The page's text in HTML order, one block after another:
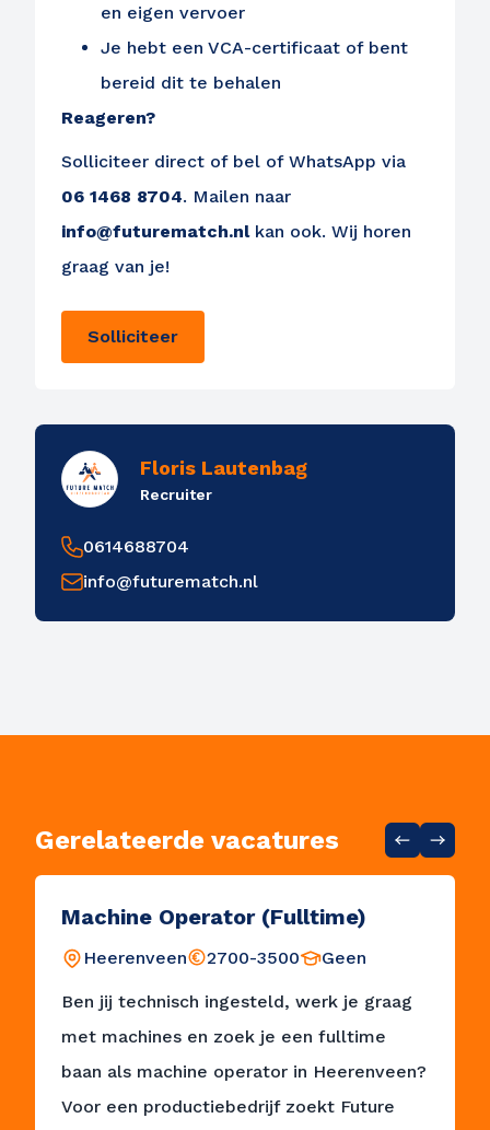
en eigen vervoer
Je hebt een VCA-certificaat of bent
bereid dit te behalen
Reageren?
Solliciteer direct of bel of WhatsApp via
06 1468 8704. Mailen naar
info@futurematch.nlkan ook. Wij horen
graag van je!
Solliciteer
Floris Lautenbag
Recruiter
0614688704
info@futurematch.nl
Gerelateerde vacatures
Machine Operator (Fulltime)
Heerenveen 2700-3500 Geen
Ben jij technisch ingesteld, werk je graag
met machines en zoek je een fulltime
baan als machine operator in Heerenveen?
Voor een productiebedrijf zoekt Future
Alerts ontvangen